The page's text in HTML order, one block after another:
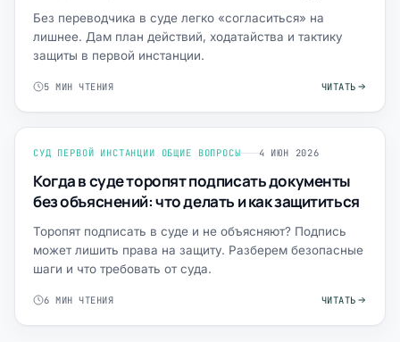
Без переводчика в суде легко «согласиться» на
лишнее. Дам план действий, ходатайства и тактику
защиты в первой инстанции.
5 МИН ЧТЕНИЯ ЧИТАТЬ
СУД ПЕРВОЙ ИНСТАНЦИИ ОБЩИЕ ВОПРОСЫ 4 ИЮН 2026
Когда в суде торопят подписать документы
без объяснений: что делать и как защититься
Торопят подписать в суде и не объясняют? Подпись
может лишить права на защиту. Разберем безопасные
шаги и что требовать от суда.
6 МИН ЧТЕНИЯ ЧИТАТЬ